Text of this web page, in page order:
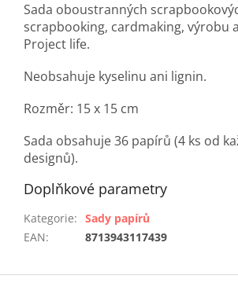
Sada oboustranných
scrapbooking, cardmaking, výrobu
Project life.
Neobsahuje kyselinu ani lignin.
Rozměr: 15 x 15 cm
Sada obsahuje 36 papírů (4 ks od
designů).
Doplňkové parametry
Kategorie: Sady papírů
EAN: 8713943117439
Z